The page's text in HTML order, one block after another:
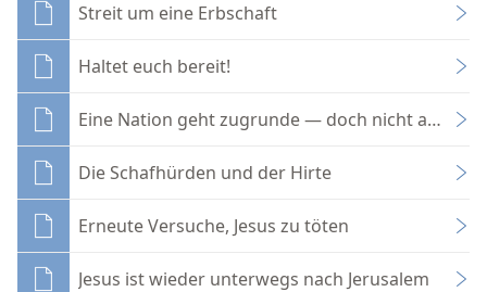
Streit um eine Erbschaft
Haltet euch bereit!
Eine Nation geht zugrunde — doch nicht alle
Die Schafhürden und der Hirte
Erneute Versuche, Jesus zu töten
Jesus ist wieder unterwegs nach Jerusalem